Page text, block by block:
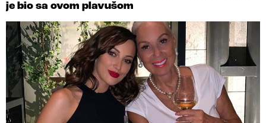
je bio sa ovom plavušom